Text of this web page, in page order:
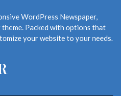
WordPress Newspaper,
Packed with options that
your website to your needs.